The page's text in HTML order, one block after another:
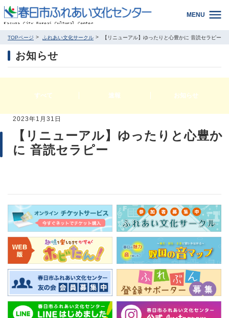
MENU
TOPページ ふれあい文化サークル 【リニューアル】ゆったりと心豊かに 音読セラピー
お知らせ
すべて 速報 お知らせ
2023年1月31日
【リニューアル】ゆったりと心豊か
に 音読セラピー